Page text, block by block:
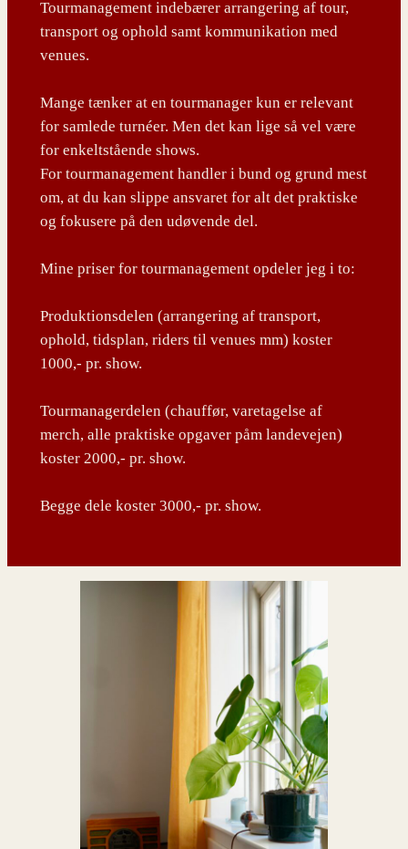
Tourmanagement indebærer arrangering af tour,
transport og ophold samt kommunikation med
venues.
Mange tænker at en tourmanager kun er relevant
for samlede turnéer. Men det kan lige så vel være
for enkeltstående shows.
For tourmanagement handler i bund og grund mest
om, at du kan slippe ansvaret for alt det praktiske
og fokusere på den udøvende del.
Mine priser for tourmanagement opdeler jeg i to:
Produktionsdelen (arrangering af transport,
ophold, tidsplan, riders til venues mm) koster
1000,- pr. show.
Tourmanagerdelen (chauffør, varetagelse af
merch, alle praktiske opgaver påm landevejen)
koster 2000,- pr. show.
Begge dele koster 3000,- pr. show.